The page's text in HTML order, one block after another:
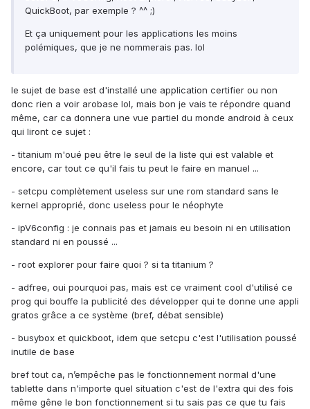
QuickBoot, par exemple ? ^^ ;)
Et ça uniquement pour les applications les moins
polémiques, que je ne nommerais pas. lol
le sujet de base est d'installé une application certifier ou non
donc rien a voir arobase lol, mais bon je vais te répondre quand
même, car ca donnera une vue partiel du monde android à ceux
qui liront ce sujet :
- titanium m'oué peu être le seul de la liste qui est valable et
encore, car tout ce qu'il fais tu peut le faire en manuel ...
- setcpu complètement useless sur une rom standard sans le
kernel approprié, donc useless pour le néophyte
- ipV6config : je connais pas et jamais eu besoin ni en utilisation
standard ni en poussé ...
- root explorer pour faire quoi ? si ta titanium ?
- adfree, oui pourquoi pas, mais est ce vraiment cool d'utilisé ce
prog qui bouffe la publicité des développer qui te donne une appli
gratos grâce a ce système (bref, débat sensible)
- busybox et quickboot, idem que setcpu c'est l'utilisation poussé
inutile de base
bref tout ca, n’empêche pas le fonctionnement normal d'une
tablette dans n'importe quel situation c'est de l'extra qui des fois
même gêne le bon fonctionnement si tu sais pas ce que tu fais